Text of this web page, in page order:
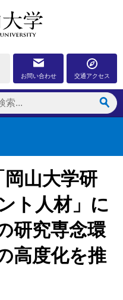
お問い合わせ 交通アクセス
山大学研
ト人材」に
研究専念環
高度化を推